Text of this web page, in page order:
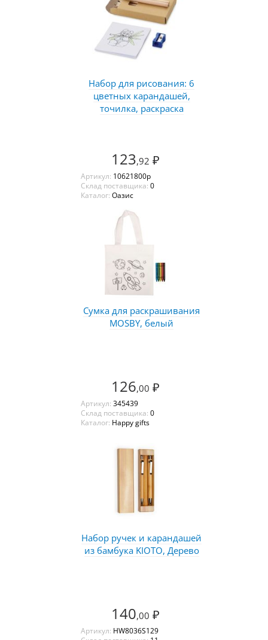
Набор для рисования: 6
цветных карандашей,
точилка, раскраска
123,92 ₽
Артикул: 10621800p
Склад поставщика: 0
Каталог: Оазис
Сумка для раскрашивания
MOSBY, белый
126,00 ₽
Артикул: 345439
Склад поставщика: 0
Каталог: Happy gifts
Набор ручек и карандашей
из бамбука KIOTO, Дерево
140,00 ₽
Артикул: HW8036S129